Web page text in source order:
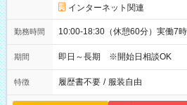
インターネット関連
勤務時間 10:00-18:30（休憩60分）実働7
期間 即日～長期 ※開始日相談OK
特徴 履歴書不要 / 服装自由